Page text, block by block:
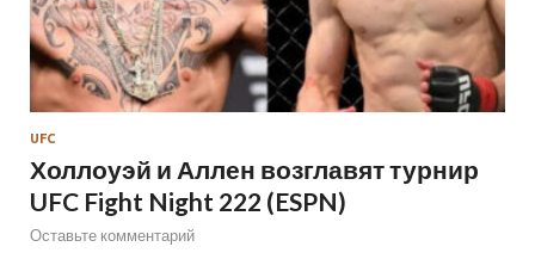
UFC
Холлоуэй и Аллен возглавят турнир
UFC Fight Night 222 (ESPN)
Оставьте комментарий